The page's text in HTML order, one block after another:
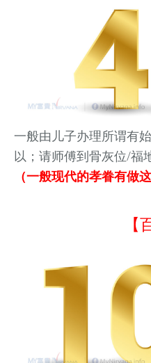
一般由儿子办理所谓有
以 ；请师傅到骨灰位/福
（一般现代的孝眷有做这
【